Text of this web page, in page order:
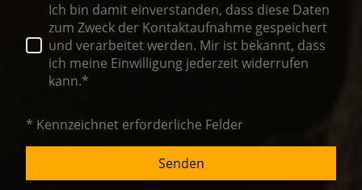
Ich bin damit einverstanden, dass diese Daten
zum Zweck der Kontaktaufnahme gespeichert
und verarbeitet werden. Mir ist bekannt, dass
ich meine Einwilligung jederzeit widerrufen
kann.*
* Kennzeichnet erforderliche Felder
Senden